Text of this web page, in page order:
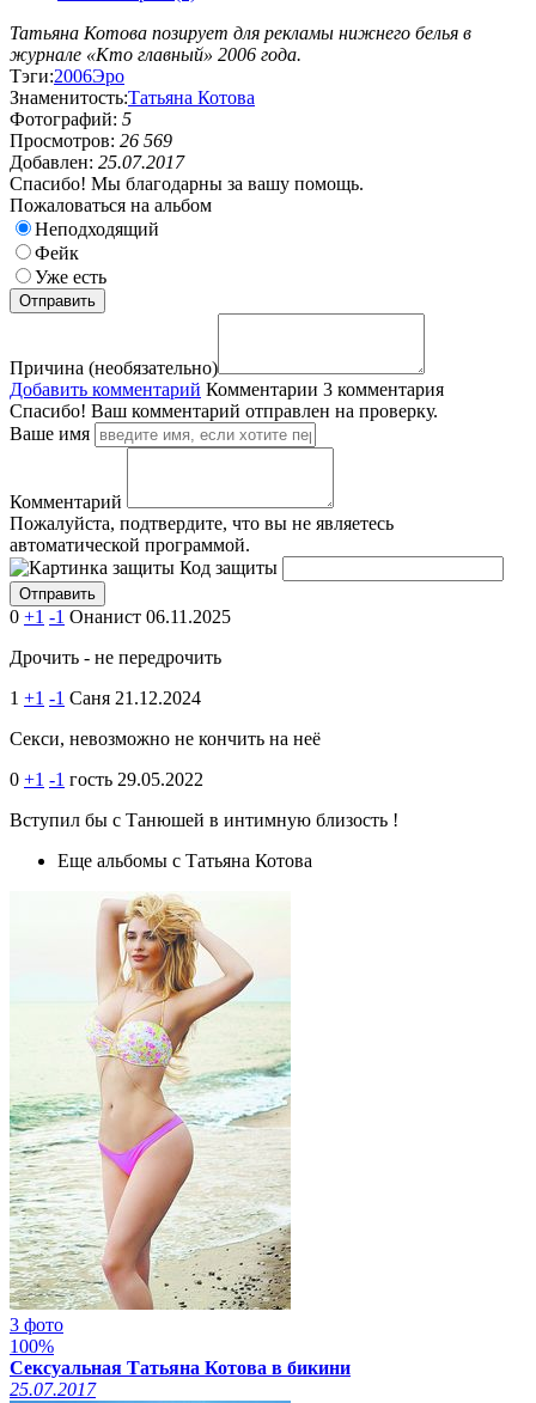
Татьяна Котова позирует для рекламы нижнего белья в
журнале «Кто главный» 2006 года.
Тэги:2006Эро
Знаменитость:Татьяна Котова
Фотографий: 5
Просмотров: 26 569
Добавлен: 25.07.2017
Спасибо! Мы благодарны за вашу помощь.
Пожаловаться на альбом
Неподходящий
Фейк
Уже есть
Причина (необязательно)
Добавить комментарий Комментарии 3 комментария
Спасибо! Ваш комментарий отправлен на проверку.
Ваше имя
Комментарий
Пожалуйста, подтвердите, что вы не являетесь
автоматической программой.
Код защиты
0 +1 -1 Онанист 06.11.2025
Дрочить - не передрочить
1 +1 -1 Саня 21.12.2024
Секси, невозможно не кончить на неё
0 +1 -1 гость 29.05.2022
Вступил бы с Танюшей в интимную близость !
Еще альбомы с Татьяна Котова
3 фото
100%
Сексуальная Татьяна Котова в бикини
25.07.2017